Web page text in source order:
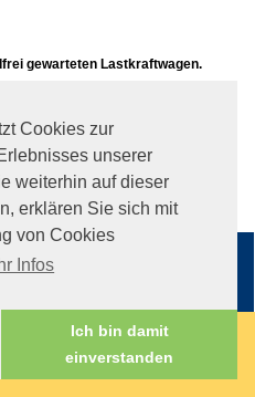
Cookies zur
unserer
weiterhin auf dieser
erklären Sie sich mit
von Cookies
Infos
Ich bin damit
einverstanden
gewarteten Lastkraftwagen.